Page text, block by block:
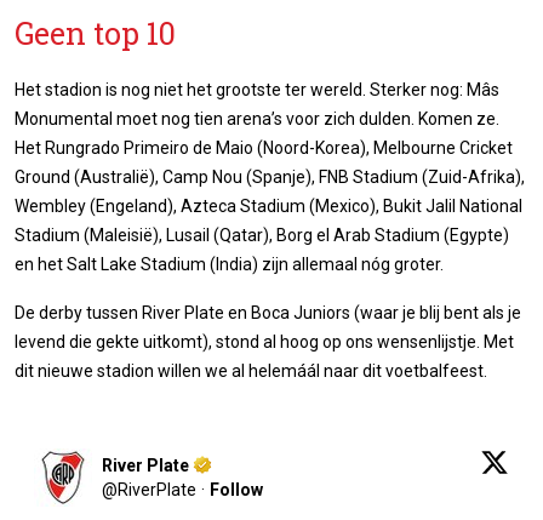
Geen top 10
Het stadion is nog niet het grootste ter wereld. Sterker nog: Mâs
Monumental moet nog tien arena’s voor zich dulden. Komen ze.
Het Rungrado Primeiro de Maio (Noord-Korea), Melbourne Cricket
Ground (Australië), Camp Nou (Spanje), FNB Stadium (Zuid-Afrika),
Wembley (Engeland), Azteca Stadium (Mexico), Bukit Jalil National
Stadium (Maleisië), Lusail (Qatar), Borg el Arab Stadium (Egypte)
en het Salt Lake Stadium (India) zijn allemaal nóg groter.
De derby tussen River Plate en Boca Juniors (waar je blij bent als je
levend die gekte uitkomt), stond al hoog op ons wensenlijstje. Met
dit nieuwe stadion willen we al helemáál naar dit voetbalfeest.
River Plate
@RiverPlate · Follow